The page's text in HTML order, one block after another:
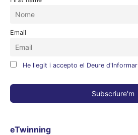
Email
He llegit i accepto el Deure d'Informar
eTwinning